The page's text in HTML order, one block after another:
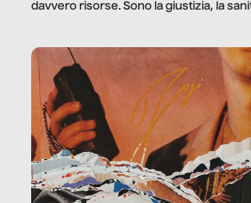
davvero risorse. Sono la giustizia, la